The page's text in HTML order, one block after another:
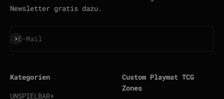
Newsletter gratis dazu.
E-Mail
Abonnieren
Kategorien
UNSPIELBAR+
Custom Playmat TCG
Zones